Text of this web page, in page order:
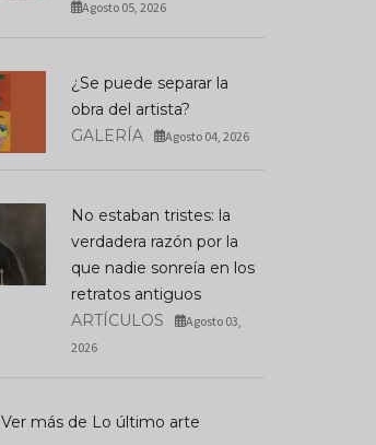
Agosto 05, 2026
¿Se puede separar la
obra del artista?
GALERÍA
Agosto 04, 2026
No estaban tristes: la
verdadera razón por la
que nadie sonreía en los
retratos antiguos
ARTÍCULOS
Agosto 03,
2026
Ver más de Lo último arte